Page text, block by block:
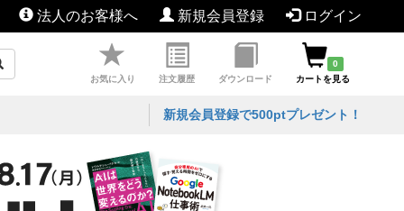
法人のお客様へ 新規会員登録 ログイン
お気に入り 注文履歴 ダウンロード
0
カートを見る
新規会員登録で500ptプレゼント！